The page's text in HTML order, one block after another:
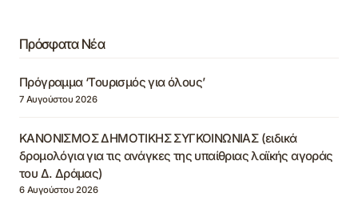
Πρόσφατα Νέα
Πρόγραμμα ‘Τουρισμός για όλους’
7 Αυγούστου 2026
ΚΑΝΟΝΙΣΜΟΣ ΔΗΜΟΤΙΚΗΣ ΣΥΓΚΟΙΝΩΝΙΑΣ (ειδικά
δρομολόγια για τις ανάγκες της υπαίθριας λαϊκής αγοράς
του Δ. Δράμας)
6 Αυγούστου 2026